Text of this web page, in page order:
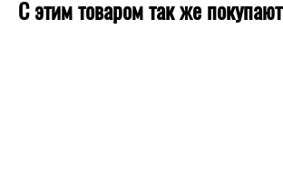
С этим товаром так же покупают